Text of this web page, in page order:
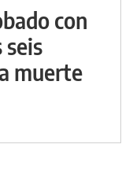
con
seis
muerte